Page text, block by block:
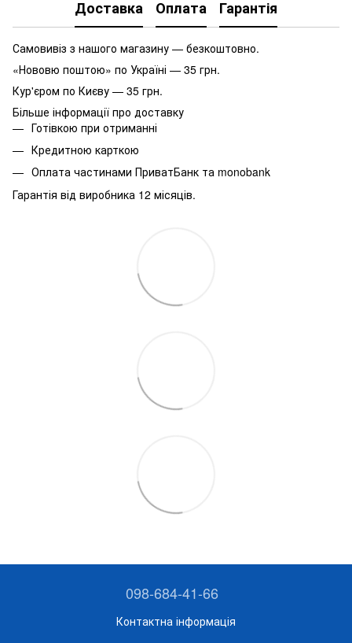
Доставка Оплата Гарантія
Самовивіз з нашого магазину — безкоштовно.
«Нововю поштою» по Україні — 35 грн.
Кур'єром по Києву — 35 грн.
Більше інформації про доставку
Готівкою при отриманні
Кредитною карткою
Оплата частинами ПриватБанк та monobank
Гарантія від виробника 12 місяців.
098-684-41-66
Контактна інформація